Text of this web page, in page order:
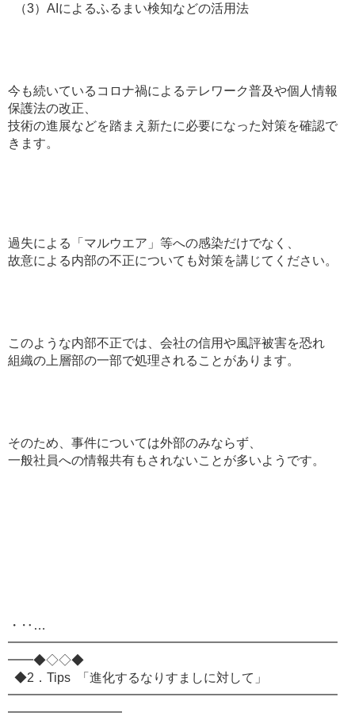
（3）AIによるふるまい検知などの活用法
今も続いているコロナ禍によるテレワーク普及や個人情報
保護法の改正、
技術の進展などを踏まえ新たに必要になった対策を確認で
きます。
過失による「マルウエア」等への感染だけでなく、
故意による内部の不正についても対策を講じてください。
このような内部不正では、会社の信用や風評被害を恐れ
組織の上層部の一部で処理されることがあります。
そのため、事件については外部のみならず、
一般社員への情報共有もされないことが多いようです。
・‥…
━━━━━━━━━━━━━━━━━━━━━━━━━━
━━◆◇◇◆
◆2．Tips 「進化するなりすましに対して」
━━━━━━━━━━━━━━━━━━━━━━━━━━
━━━━━━━━━